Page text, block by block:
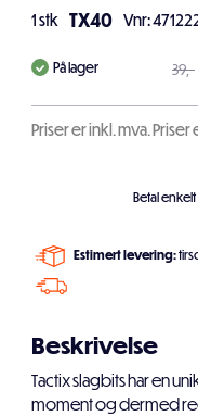
1stk TX40 Vnr:
På lager 39,-
Priser er inkl. mva. Priser
Betal
Estimert levering:
Beskrivelse
Tactix slagbits har en
moment og dermed